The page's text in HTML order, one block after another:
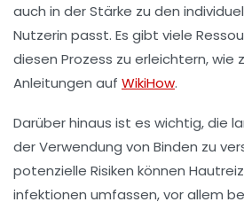
auch in derStärke zu den
Nutzerin passt. Es gibt viele
diesen Prozess zu erleichtern, wie
Anleitungen auf WikiHow.
Darüber hinaus ist es wichtig, die
der Verwendung von Binden zu
potenzielle Risiken können
infektionen umfassen, vor allem